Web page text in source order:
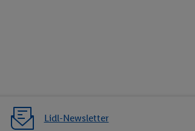
Lidl-Newsletter
von Utiq („consenthub“)
für digitales Marketing“ am unteren Ende dieser